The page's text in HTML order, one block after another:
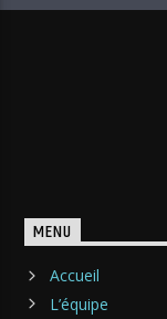
MENU
Accueil
L’équipe